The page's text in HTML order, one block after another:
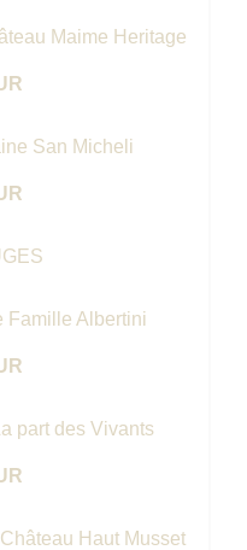
Maime Heritage
San Micheli
Famille Albertini
part des Vivants
Haut Musset